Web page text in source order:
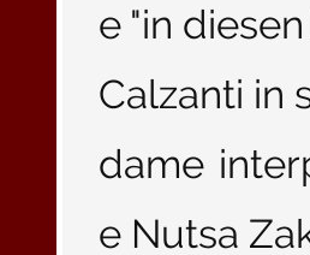
e "in
Calzanti in
dame
e Nutsa